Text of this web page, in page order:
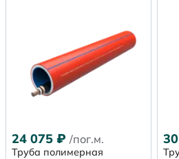
24 075 ₽ /пог.м.
Труба полимерная